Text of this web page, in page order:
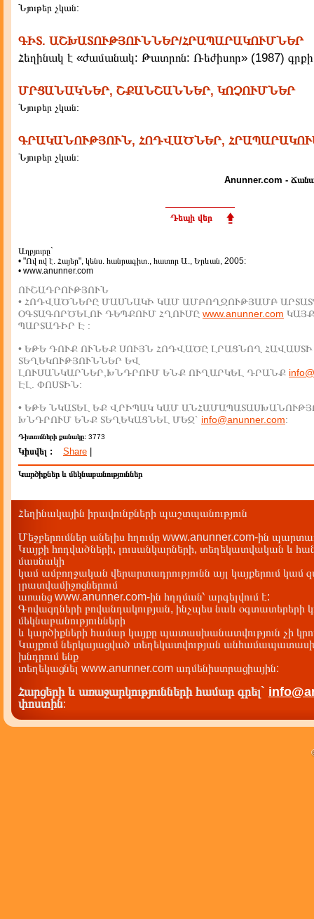
Նյութեր չկան:
ԳԻՏ. ԱՇԽԱՏՈՒԹՅՈՒՆՆԵՐ/ՀՐԱՊԱՐԱԿՈՒՄՆԵՐ
Հեղինակ է «ժամանակ: Թատրոն: Ռեժիսոր» (1987)
ՄՐՑԱՆԱԿՆԵՐ, ՇՔԱՆՇԱՆՆԵՐ, ԿՈՉՈՒՄՆԵՐ
Նյութեր չկան:
ԳՐԱԿԱՆՈՒԹՅՈՒՆ, ՀՈԴՎԱԾՆԵՐ,
Նյութեր չկան:
Anunner.com -
Դեպի վեր
Աղբյուրը`
• "Ով ով է. Հայեր", կենս. հանրագիտ., հատոր Ա., Երևան, 2005:
• www.anunner.com
ՈՒՇԱԴՐՈՒԹՅՈՒՆ
• ՀՈԴՎԱԾՆԵՐԸ ՄԱՍՆԱԿԻ ԿԱՄ ԱՄԲՈՂՋՈՒԹՅԱՄԲ
ՕԳՏԱԳՈՐԾԵԼՈՒ ԴԵՊՔՈՒՄ ՀՂՈՒՄԸ www.anunner.com
ՊԱՐՏԱԴԻՐ Է :
• ԵԹԵ ԴՈՒՔ ՈՒՆԵՔ ՍՈՒՅՆ ՀՈԴՎԱԾԸ ԼՐԱՑՆՈՂ ՀԱՎԱՍՏԻ
ՏԵՂԵԿՈՒԹՅՈՒՆՆԵՐ ԵՎ
ԼՈՒՍԱՆԿԱՐՆԵՐ,ԽՆԴՐՈՒՄ ԵՆՔ ՈՒՂԱՐԿԵԼ ԴՐԱՆՔ
ԷԼ. ՓՈՍՏԻՆ:
• ԵԹԵ ՆԿԱՏԵԼ ԵՔ ՎՐԻՊԱԿ ԿԱՄ
ԽՆԴՐՈՒՄ ԵՆՔ ՏԵՂԵԿԱՑՆԵԼ ՄԵԶ` info@anunner.com:
Դիտումների քանակը: 3773
Կիսվել : Share
Կարծիքներ և մեկնաբանություններ
Հեղինակային իրավունքների պաշտպանություն
Մեջբերումներ անելիս հղումը www.anunner.com-ին
Կայքի հոդվածների, լուսանկարների, տեղեկատվական և
մասնակի
կամ ամբողջական վերարտադրությունն այլ կայքերում կամ
լրատվամիջոցներում
առանց www.anunner.com-ին հղղման՝ արգելվում է:
Գովազդների բովանդակության, ինչպես նաև օգտատերերի
մեկնաբանությունների
և կարծիքների համար կայքը պատասխանատվություն չի
Կայքում ներկայացված տեղեկատվության
խնդրում ենք
տեղեկացնել www.anunner.com ադմենիստրացիային:
Հարցերի և առաջարկությունների համար գրել`
փոստին: